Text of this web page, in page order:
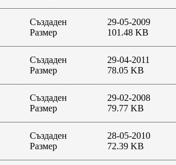
Създаден
Размер
29-05-2009
101.48 KB
Създаден
Размер
29-04-2011
78.05 KB
Създаден
Размер
29-02-2008
79.77 KB
Създаден
Размер
28-05-2010
72.39 KB